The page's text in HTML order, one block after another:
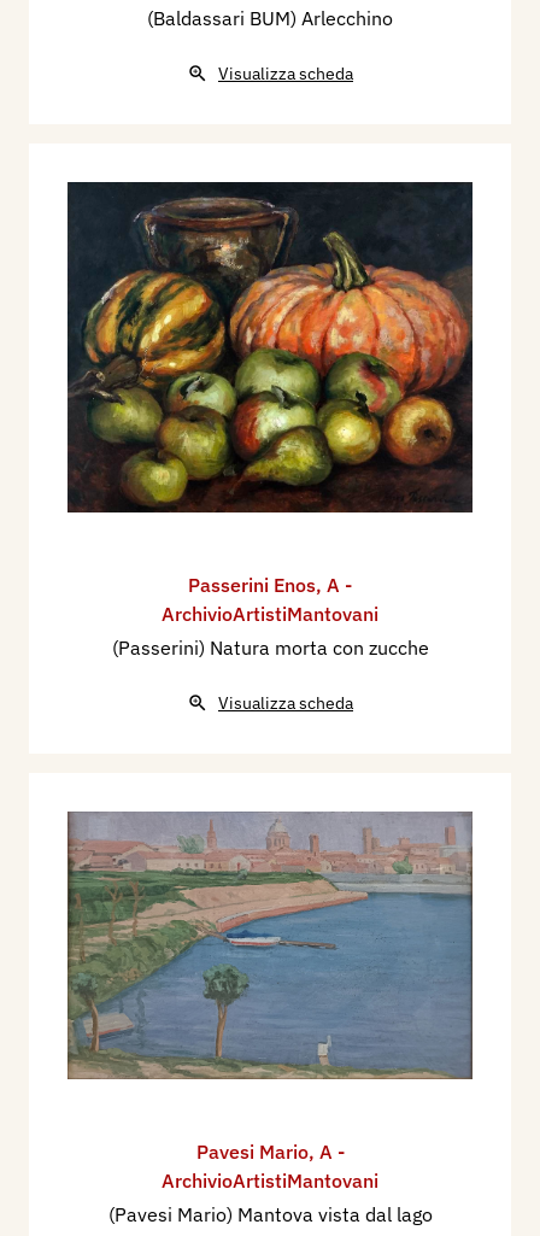
(Baldassari BUM) Arlecchino
Visualizza scheda
Passerini Enos, A -
ArchivioArtistiMantovani
(Passerini) Natura morta con zucche
Visualizza scheda
Pavesi Mario, A -
ArchivioArtistiMantovani
(Pavesi Mario) Mantova vista dal lago